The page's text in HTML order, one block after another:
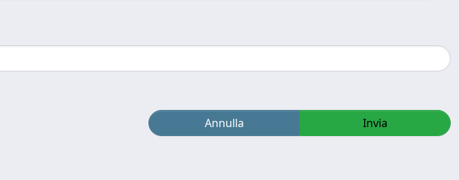
Annulla Invia